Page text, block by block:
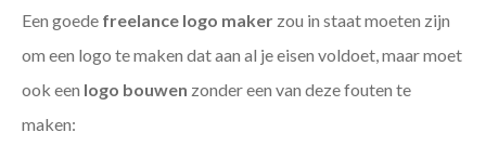
Een goede freelance logo maker zou in staat moeten zijn
om een logo te maken dat aan al je eisen voldoet, maar moet
ook een logo bouwen zonder een van deze fouten te
maken: